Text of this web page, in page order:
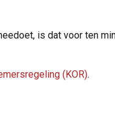
is dat voor ten
(KOR).